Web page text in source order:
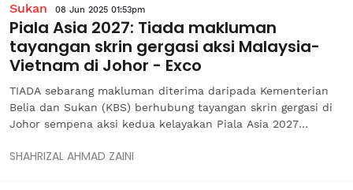
Sukan 08 Jun 2025 01:53pm
Piala Asia 2027: Tiada makluman
tayangan skrin gergasi aksi Malaysia-
Vietnam di Johor - Exco
TIADA sebarang makluman diterima daripada Kementerian
Belia dan Sukan (KBS) berhubung tayangan skrin gergasi di
Johor sempena aksi kedua kelayakan Piala Asia 2027
Nasional Bukit Jalil pada Selasa. Exco Belia dan Sukan,
SHAHRIZAL AHMAD ZAINI